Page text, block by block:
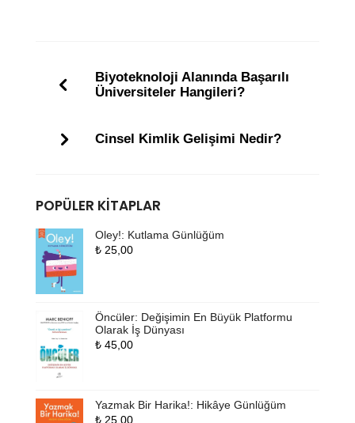
Biyoteknoloji Alanında Başarılı
Üniversiteler Hangileri?
Cinsel Kimlik Gelişimi Nedir?
POPÜLER KITAPLAR
Oley!: Kutlama Günlüğüm
₺25,00
Öncüler: Değişimin En Büyük Platformu
Olarak İş Dünyası
₺45,00
Yazmak Bir Harika!: Hikâye Günlüğüm
₺25,00